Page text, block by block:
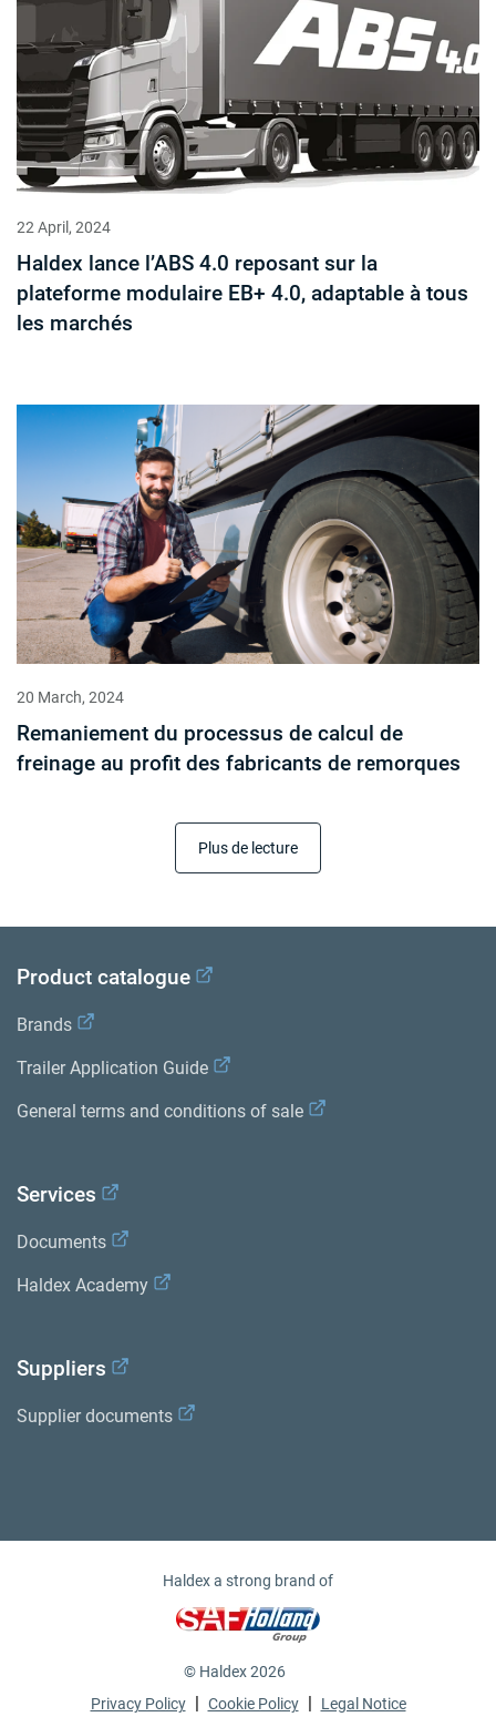
22 April, 2024
Haldex lance l’ABS 4.0 reposant sur la
plateforme modulaire EB+ 4.0, adaptable à tous
les marchés
20 March, 2024
Remaniement du processus de calcul de
freinage au profit des fabricants de remorques
Plus de lecture
Product catalogue
Brands
Trailer Application Guide
General terms and conditions of sale
Services
Documents
Haldex Academy
Suppliers
Supplier documents
Haldex a strong brand of
© Haldex 2026
Privacy Policy
Cookie Policy Legal Notice